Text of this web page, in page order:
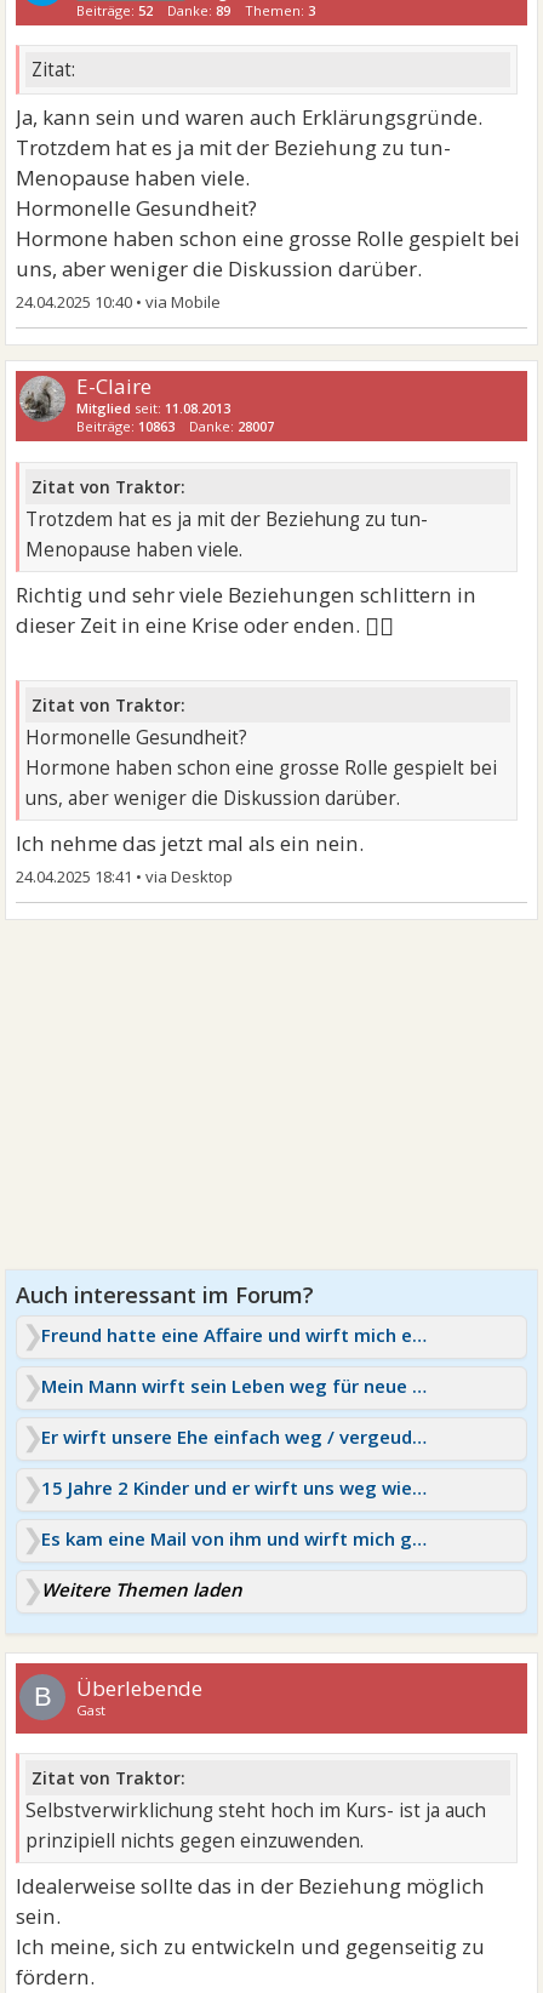
Beiträge: 52 Danke:89 Themen: 3
Zitat:
Ja, kann sein und waren auch Erklärungsgründe.
Trotzdem hat es ja mit der Beziehung zu tun-
Menopause haben viele.
Hormonelle Gesundheit?
Hormone haben schon eine grosse Rolle gespielt bei
uns, aber weniger die Diskussion darüber.
24.04.2025 10:40 •
E-Claire
Mitglied seit: 11.08.2013
Beiträge: 10863 Danke: 28007
Zitat von Traktor:
Trotzdem hat es ja mit der Beziehung zu tun-
Menopause haben viele.
Richtig und sehr viele Beziehungen schlittern in
dieser Zeit in eine Krise oder enden. 🤷‍♀
Zitat von Traktor:
Hormonelle Gesundheit?
Hormone haben schon eine grosse Rolle gespielt bei
uns, aber weniger die Diskussion darüber.
Ich nehme das jetzt mal als ein nein.
24.04.2025 18:41 •
Freund hatte eine Affaire und wirft mich einfach weg
Mein Mann wirft sein Leben weg für neue Liebe
Er wirft unsere Ehe einfach weg / vergeudete Zeit?
15 Jahre 2 Kinder und er wirft uns weg wie Müll !
Es kam eine Mail von ihm und wirft mich gedanklich zurück !
Weitere Themen laden
B Überlebende
Gast
Zitat von Traktor:
Selbstverwirklichung steht hoch im Kurs- ist ja auch
prinzipiell nichts gegen einzuwenden.
Idealerweise sollte das in der Beziehung möglich
sein.
Ich meine, sich zu entwickeln und gegenseitig zu
fördern.